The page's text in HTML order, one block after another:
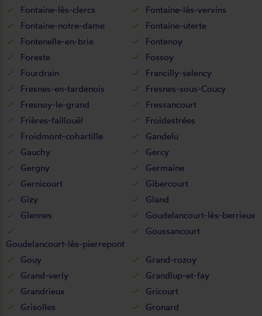
Fontaine-lès-clercs
Fontaine-lès-vervins
Fontaine-notre-dame
Fontaine-uterte
Fontenelle-en-brie
Fontenoy
Foreste
Fossoy
Fourdrain
Francilly-selency
Fresnes-en-tardenois
Fresnes-sous-Coucy
Fresnoy-le-grand
Fressancourt
Frières-faillouël
Froidestrées
Froidmont-cohartille
Gandelu
Gauchy
Gercy
Gergny
Germaine
Gernicourt
Gibercourt
Gizy
Gland
Glennes
Goudelancourt-lès-berrieux
Goudelancourt-lès-pierrepont
Goussancourt
Gouy
Grand-rozoy
Grand-verly
Grandlup-et-fay
Grandrieux
Gricourt
Grisolles
Gronard